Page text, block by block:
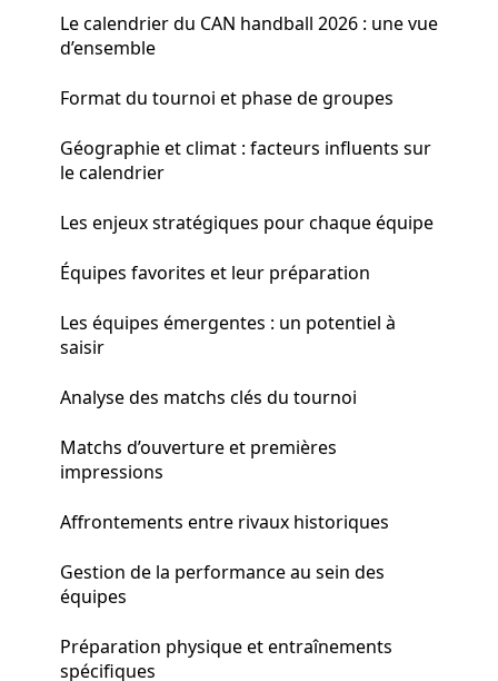
Le calendrier du CAN handball 2026 : une vue
d’ensemble
Format du tournoi et phase de groupes
Géographie et climat : facteurs influents sur
le calendrier
Les enjeux stratégiques pour chaque équipe
Équipes favorites et leur préparation
Les équipes émergentes : un potentiel à
saisir
Analyse des matchs clés du tournoi
Matchs d’ouverture et premières
impressions
Affrontements entre rivaux historiques
Gestion de la performance au sein des
équipes
Préparation physique et entraînements
spécifiques